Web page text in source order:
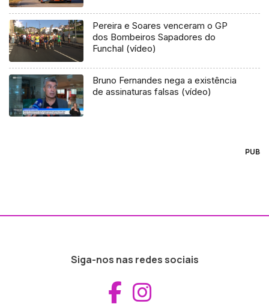
Pereira e Soares venceram o GP
dos Bombeiros Sapadores do
Funchal (vídeo)
Bruno Fernandes nega a existência
de assinaturas falsas (vídeo)
PUB
Siga-nos nas redes sociais
Aceder ao